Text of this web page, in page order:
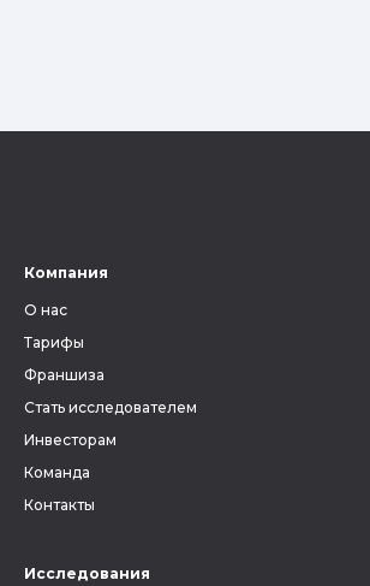
Компания
О нас
Тарифы
Франшиза
Стать исследователем
Инвесторам
Команда
Контакты
Исследования